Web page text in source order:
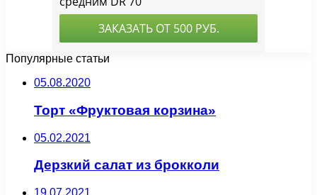
Популярные статьи
05.08.2020
Торт «Фруктовая корзина»
05.02.2021
Дерзкий салат из брокколи
19.07.2021